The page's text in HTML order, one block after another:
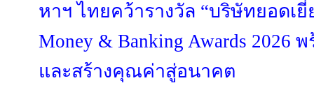
หาฯ ไทยคว้ารางวัล “บริษัทยอดเ
Money & Banking Awards 2026
และสร้างคุณค่าสู่อนาคต